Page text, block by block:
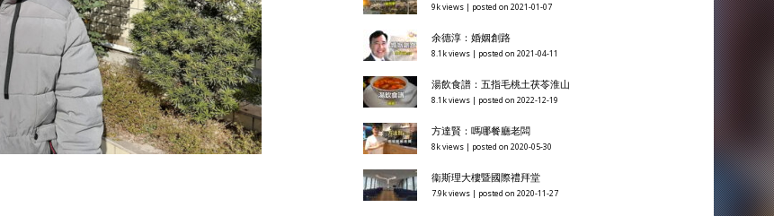
9k views posted on 2021-01-07
余德淳：婚姻創路
8.1k views posted on 2021-04-11
湯飲食譜：五指毛桃土茯苓淮山
8.1k views posted on 2022-12-19
方達賢：嗎哪餐廳老闆
8k views posted on 2020-05-30
衞斯理大樓暨國際禮拜堂
7.9k views posted on 2020-11-27